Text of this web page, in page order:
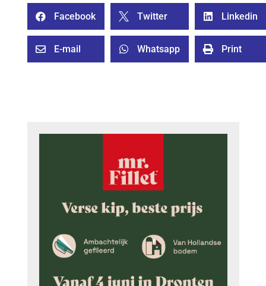
 Facebook  Twitter  Linkedin
 E-mail  Whatsapp  Print